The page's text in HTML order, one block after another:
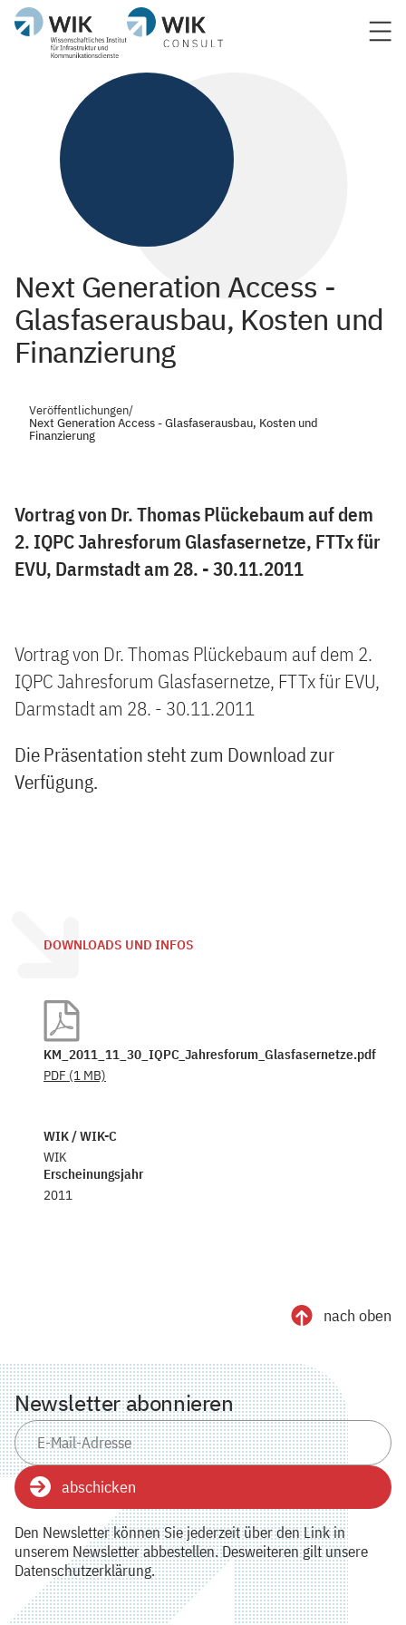
Next Generation Access -
Glasfaserausbau, Kosten und
Finanzierung
Veröffentlichungen/
Next Generation Access - Glasfaserausbau, Kosten und
Finanzierung
Vortrag von Dr. Thomas Plückebaum auf dem
2. IQPC Jahresforum Glasfasernetze, FTTx für
EVU, Darmstadt am 28. - 30.11.2011
Vortrag von Dr. Thomas Plückebaum auf dem 2.
IQPC Jahresforum Glasfasernetze, FTTx für EVU,
Darmstadt am 28. - 30.11.2011
Die Präsentation steht zum Download zur
Verfügung.
DOWNLOADS UND INFOS
KM_2011_11_30_IQPC_Jahresforum_Glasfasernetze.pdf
PDF (1 MB)
WIK / WIK-C
WIK
Erscheinungsjahr
2011
nach oben
Newsletter abonnieren
abschicken
Den Newsletter können Sie jederzeit über den Link in
unserem Newsletter abbestellen. Desweiteren gilt unsere
Datenschutzerklärung.